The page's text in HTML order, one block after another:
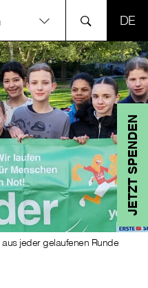
JETZT SPENDEN
jeder gelaufenen Runde